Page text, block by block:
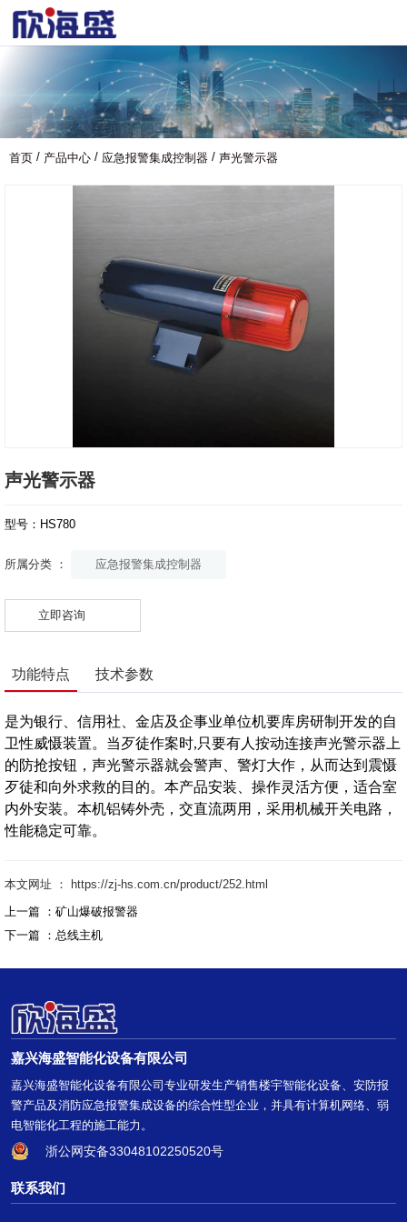
首页 / 产品中心 / 应急报警集成控制器 / 声光警示器
声光警示器
型号：HS780
所属分类 ： 应急报警集成控制器
立即咨询
功能特点 技术参数
是为银行、信用社、金店及企事业单位机要库房研制开发的自
卫性威慑装置。当歹徒作案时,只要有人按动连接声光警示器上
的防抢按钮，声光警示器就会警声、警灯大作，从而达到震慑
歹徒和向外求救的目的。本产品安装、操作灵活方便，适合室
内外安装。本机铝铸外壳，交直流两用，采用机械开关电路，
性能稳定可靠。
本文网址 ： https://zj-hs.com.cn/product/252.html
上一篇 ： 矿山爆破报警器
下一篇 ： 总线主机
嘉兴海盛智能化设备有限公司
嘉兴海盛智能化设备有限公司专业研发生产销售楼宇智能化设备、安防报
警产品及消防应急报警集成设备的综合性型企业，并具有计算机网络、弱
电智能化工程的施工能力。
浙公网安备33048102250520号
联系我们